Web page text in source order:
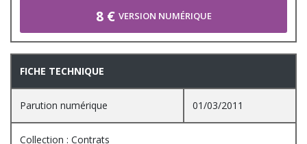
8 € VERSION NUMÉRIQUE
FICHE TECHNIQUE
Parution numérique 01/03/2011
Collection : Contrats